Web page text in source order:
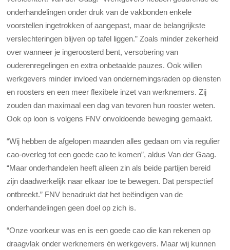
onderhandelingen onder druk van de vakbonden enkele
voorstellen ingetrokken of aangepast, maar de belangrijkste
verslechteringen blijven op tafel liggen.” Zoals minder zekerheid
over wanneer je ingeroosterd bent, versobering van
ouderenregelingen en extra onbetaalde pauzes. Ook willen
werkgevers minder invloed van ondernemingsraden op diensten
en roosters en een meer flexibele inzet van werknemers. Zij
zouden dan maximaal een dag van tevoren hun rooster weten.
Ook op loon is volgens FNV onvoldoende beweging gemaakt.
“Wij hebben de afgelopen maanden alles gedaan om via regulier
cao-overleg tot een goede cao te komen”, aldus Van der Gaag.
“Maar onderhandelen heeft alleen zin als beide partijen bereid
zijn daadwerkelijk naar elkaar toe te bewegen. Dat perspectief
ontbreekt.” FNV benadrukt dat het beëindigen van de
onderhandelingen geen doel op zich is.
“Onze voorkeur was en is een goede cao die kan rekenen op
draagvlak onder werknemers én werkgevers. Maar wij kunnen